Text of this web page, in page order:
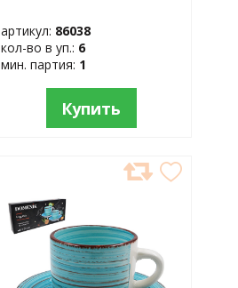
артикул: 86038
кол-во в уп.: 6
мин. партия: 1
Купить
В
ИЗБРАННОЕ